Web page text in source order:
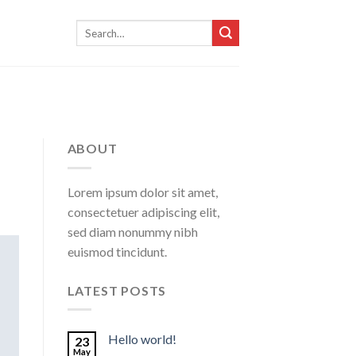
ABOUT
Lorem ipsum dolor sit amet,
consectetuer adipiscing elit,
sed diam nonummy nibh
euismod tincidunt.
LATEST POSTS
23
May
Hello world!